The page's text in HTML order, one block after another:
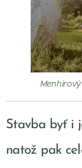
Stavba byť i
natož pak